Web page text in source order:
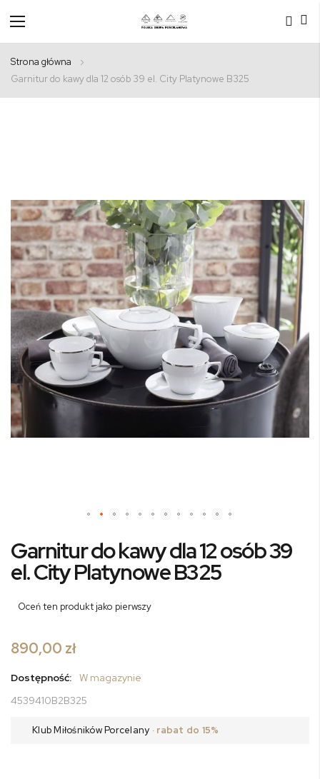
Przełącznik
Nav
Strona główna
Garnitur do kawy dla 12 osób 39 el. City Platynowe B325
na
początek
galerii
Garnitur do kawy dla 12 osób 39
el. City Platynowe B325
Oceń ten produkt jako pierwszy
890,00 zł
Dostępność:
W magazynie
4539410B2B325
Klub Miłośników Porcelany · rabat do 15%